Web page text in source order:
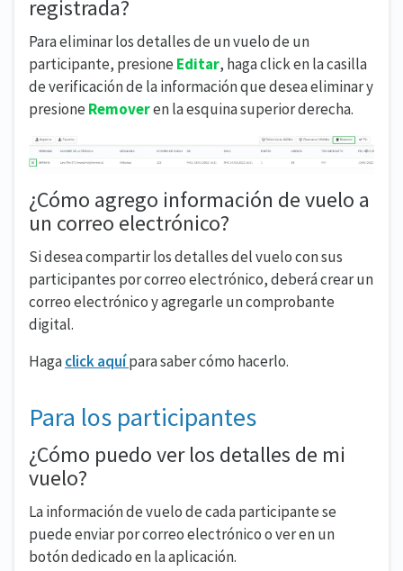
registrada?
Para eliminar los detalles de un vuelo de un
participante, presione Editar, haga click en la casilla
de verificación de la información que desea eliminar y
presione Removeren la esquina superior derecha.
¿Cómo agrego información de vuelo a
un correo electrónico?
Si desea compartir los detalles del vuelo con sus
participantes por correo electrónico, deberá crear un
correo electrónico y agregarle un comprobante
digital.
Hagaclick aquípara saber cómo hacerlo.
Para los participantes
¿Cómo puedo ver los detalles de mi
vuelo?
La información de vuelo de cada participante se
puede enviar por correo electrónico o ver en un
botón dedicado en la aplicación.